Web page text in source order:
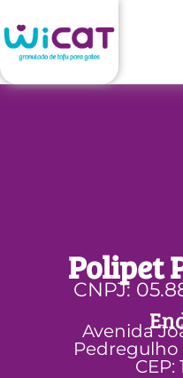
Polipet
CNPJ:
Avenida
Pedregulho
CEP: